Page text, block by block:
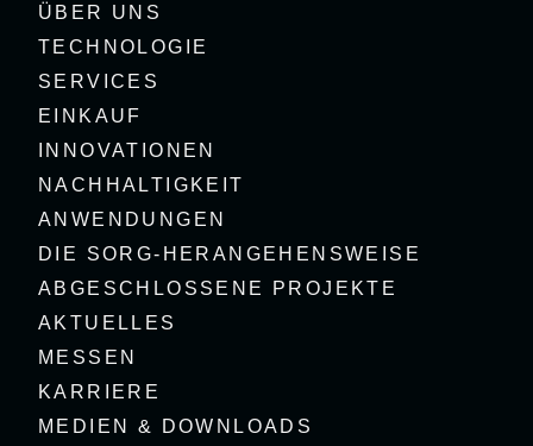
ÜBER UNS
TECHNOLOGIE
SERVICES
EINKAUF
INNOVATIONEN
NACHHALTIGKEIT
ANWENDUNGEN
DIE SORG-HERANGEHENSWEISE
ABGESCHLOSSENE PROJEKTE
AKTUELLES
MESSEN
KARRIERE
MEDIEN & DOWNLOADS